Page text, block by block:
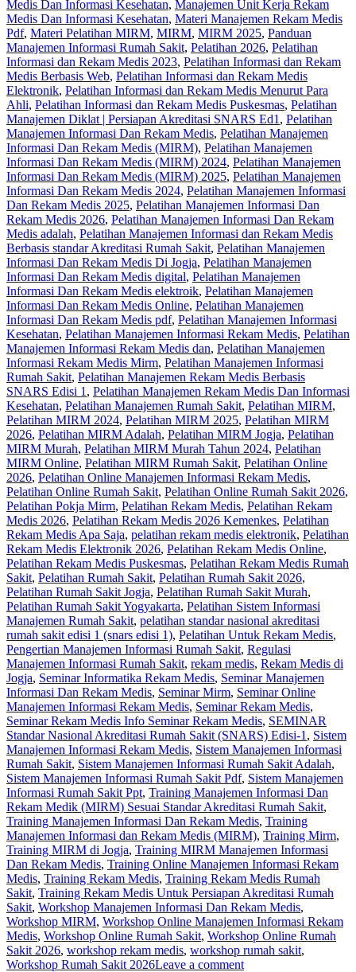
Medis Dan Informasi Kesehatan, Manajemen Unit Kerja Rekam
Medis Dan Informasi Kesehatan, Materi Manajemen Rekam Medis
Pdf, Materi Pelatihan MIRM, MIRM, MIRM 2025, Panduan
Manajemen Informasi Rumah Sakit, Pelatihan 2026, Pelatihan
Informasi dan Rekam Medis 2023, Pelatihan Informasi dan Rekam
Medis Berbasis Web, Pelatihan Informasi dan Rekam Medis
Elektronik, Pelatihan Informasi dan Rekam Medis Menurut Para
Ahli, Pelatihan Informasi dan Rekam Medis Puskesmas, Pelatihan
Manajemen Diklat | Persiapan Akreditasi SNARS Ed1‎ , Pelatihan
Manajemen Informasi Dan Rekam Medis, Pelatihan Manajemen
Informasi Dan Rekam Medis (MIRM), Pelatihan Manajemen
Informasi Dan Rekam Medis (MIRM) 2024, Pelatihan Manajemen
Informasi Dan Rekam Medis (MIRM) 2025, Pelatihan Manajemen
Informasi Dan Rekam Medis 2024, Pelatihan Manajemen Informasi
Dan Rekam Medis 2025, Pelatihan Manajemen Informasi Dan
Rekam Medis 2026, Pelatihan Manajemen Informasi Dan Rekam
Medis adalah, Pelatihan Manajemen Informasi dan Rekam Medis
Berbasis standar Akreditasi Rumah Sakit, Pelatihan Manajemen
Informasi Dan Rekam Medis Di Jogja, Pelatihan Manajemen
Informasi Dan Rekam Medis digital, Pelatihan Manajemen
Informasi Dan Rekam Medis elektroik, Pelatihan Manajemen
Informasi Dan Rekam Medis Online, Pelatihan Manajemen
Informasi Dan Rekam Medis pdf, Pelatihan Manajemen Informasi
Kesehatan, Pelatihan Manajemen Informasi Rekam Medis, Pelatihan
Manajemen Informasi Rekam Medis dan, Pelatihan Manajemen
Informasi Rekam Medis Mirm, Pelatihan Manajemen Informasi
Rumah Sakit, Pelatihan Manajemen Rekam Medis Berbasis
SNARS Edisi 1 , Pelatihan Manajemen Rekam Medis Dan Informasi
Kesehatan, Pelatihan Manajemen Rumah Sakit, Pelatihan MIRM,
Pelatihan MIRM 2024, Pelatihan MIRM 2025, Pelatihan MIRM
2026, Pelatihan MIRM Adalah, Pelatihan MIRM Jogja, Pelatihan
MIRM Murah, Pelatihan MIRM Murah Tahun 2024, Pelatihan
MIRM Online, Pelatihan MIRM Rumah Sakit, Pelatihan Online
2026, Pelatihan Online Manajemen Informasi Rekam Medis,
Pelatihan Online Rumah Sakit, Pelatihan Online Rumah Sakit 2026,
Pelatihan Pokja Mirm, Pelatihan Rekam Medis, Pelatihan Rekam
Medis 2026, Pelatihan Rekam Medis 2026 Kemenkes, Pelatihan
Rekam Medis Apa Saja, pelatihan rekam medis elektronik, Pelatihan
Rekam Medis Elektronik 2026, Pelatihan Rekam Medis Online,
Pelatihan Rekam Medis Puskesmas, Pelatihan Rekam Medis Rumah
Sakit, Pelatihan Rumah Sakit, Pelatihan Rumah Sakit 2026,
Pelatihan Rumah Sakit Jogja, Pelatihan Rumah Sakit Murah,
Pelatihan Rumah Sakit Yogyakarta, Pelatihan Sistem Informasi
Manajemen Rumah Sakit, pelatihan standar nasional akreditasi
rumah sakit edisi 1 (snars edisi 1), Pelatihan Untuk Rekam Medis,
Pengertian Manajemen Informasi Rumah Sakit, Regulasi
Manajemen Informasi Rumah Sakit, rekam medis, Rekam Medis di
Jogja, Seminar Informatika Rekam Medis, Seminar Manajemen
Informasi Dan Rekam Medis, Seminar Mirm, Seminar Online
Manajemen Informasi Rekam Medis, Seminar Rekam Medis,
Seminar Rekam Medis Info Seminar Rekam Medis, SEMINAR
Standar Nasional Akreditasi Rumah Sakit (SNARS) Edisi-1 , Sistem
Manajemen Informasi Rekam Medis, Sistem Manajemen Informasi
Rumah Sakit, Sistem Manajemen Informasi Rumah Sakit Adalah,
Sistem Manajemen Informasi Rumah Sakit Pdf, Sistem Manajemen
Informasi Rumah Sakit Ppt, Training Manajemen Informasi Dan
Rekam Medik (MIRM) Sesuai Standar Akreditasi Rumah Sakit,
Training Manajemen Informasi Dan Rekam Medis, Training
Manajemen Informasi dan Rekam Medis (MIRM), Training Mirm,
Training MIRM di Jogja, Training MIRM Manajemen Informasi
Dan Rekam Medis, Training Online Manajemen Informasi Rekam
Medis, Training Rekam Medis, Training Rekam Medis Rumah
Sakit, Training Rekam Medis Untuk Persiapan Akreditasi Rumah
Sakit, Workshop Manajemen Informasi Dan Rekam Medis,
Workshop MIRM, Workshop Online Manajemen Informasi Rekam
Medis, Workshop Online Rumah Sakit, Workshop Online Rumah
Sakit 2026, workshop rekam medis, workshop rumah sakit,
Workshop Rumah Sakit 2026Leave a comment